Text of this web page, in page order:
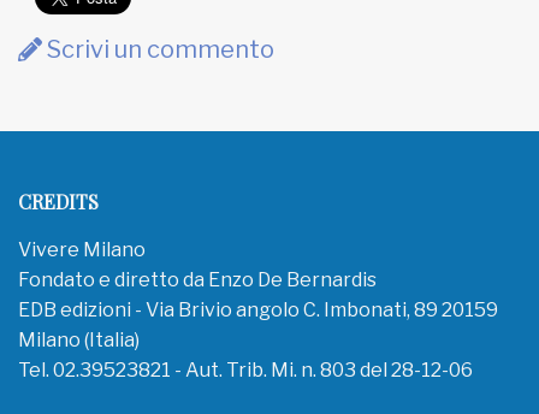
Scrivi un commento
CREDITS
Vivere Milano
Fondato e diretto da Enzo De Bernardis
EDB edizioni - Via Brivio angolo C. Imbonati, 89 20159
Milano (Italia)
Tel. 02.39523821 - Aut. Trib. Mi. n. 803 del 28-12-06